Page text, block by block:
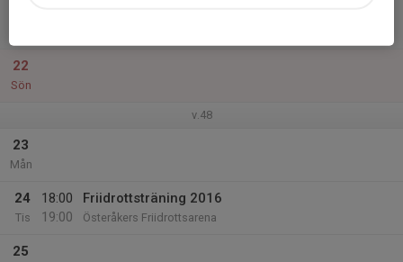
22
Sön
v.48
23
Mån
24
Tis
18:00
19:00
Friidrottsträning 2016
Österåkers Friidrottsarena
25